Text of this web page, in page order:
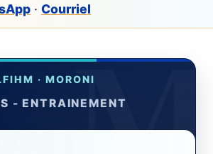
· Courriel
- ENTRAINEMENT